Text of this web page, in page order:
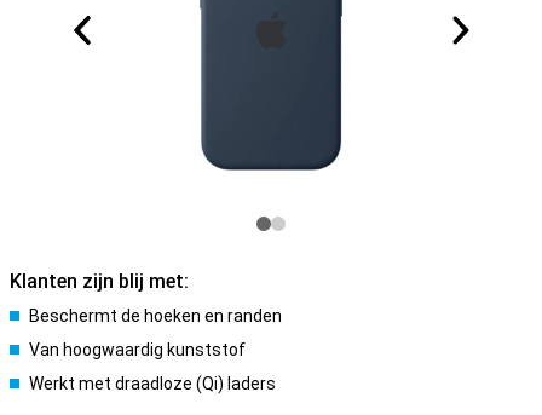
Klanten zijn blij met:
Beschermt de hoeken en randen
Van hoogwaardig kunststof
Werkt met draadloze (Qi) laders